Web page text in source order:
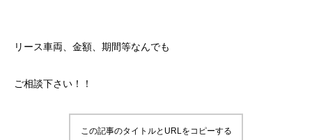
リース車両、金額、期間等なんでも
ご相談下さい！！
この記事のタイトルとURLをコピーする